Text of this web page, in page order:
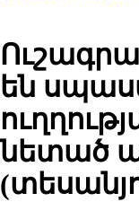
են
նետած